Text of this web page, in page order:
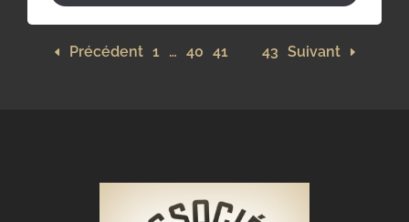
Précédent 1 … 40 41 43 Suivant